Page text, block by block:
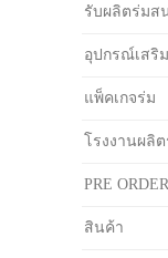
รับผลิตร่มส
อุปกรณ์เสริม
แพ็คเกจร่ม
โรงงานผลิ
PRE ORDER
สินค้า